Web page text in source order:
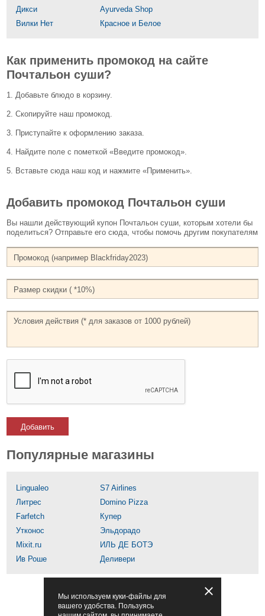
Дикси
Ayurveda Shop
Вилки Нет
Красное и Белое
Как применить промокод на сайте
Почтальон суши?
1. Добавьте блюдо в корзину.
2. Скопируйте наш промокод.
3. Приступайте к оформлению заказа.
4. Найдите поле с пометкой «Введите промокод».
5. Вставьте сюда наш код и нажмите «Применить».
Добавить промокод Почтальон суши
Вы нашли действующий купон Почтальон суши, которым хотели бы
поделиться? Отправьте его сюда, чтобы помочь другим покупателям
Добавить
Популярные магазины
Lingualeo
S7 Airlines
Литрес
Domino Pizza
Farfetch
Купер
Утконос
Эльдорадо
Mixit.ru
ИЛЬ ДЕ БОТЭ
Ив Роше
Деливери
Мы используем куки-файлы для
вашего удобства. Пользуясь